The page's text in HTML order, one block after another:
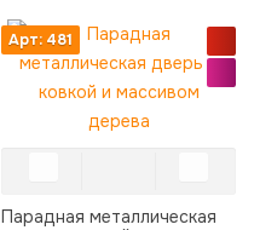
Арт: 481
Парадная металлическая